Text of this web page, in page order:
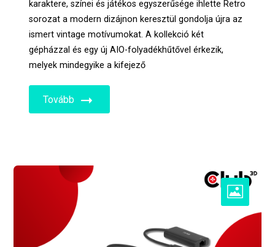
karaktere, színei és játékos egyszerűsége ihlette Retro
sorozat a modern dizájnon keresztül gondolja újra az
ismert vintage motívumokat. A kollekció két
gépházzal és egy új AIO-folyadékhűtővel érkezik,
melyek mindegyike a kifejező
Tovább